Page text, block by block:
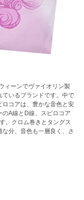
ィーンでヴァイオリン製
いるブランドです。中で
ロコアは、豊かな音色と安
A線とD線、スピロコア
。クロム巻きとタングス
分、音色も一層良く、さ